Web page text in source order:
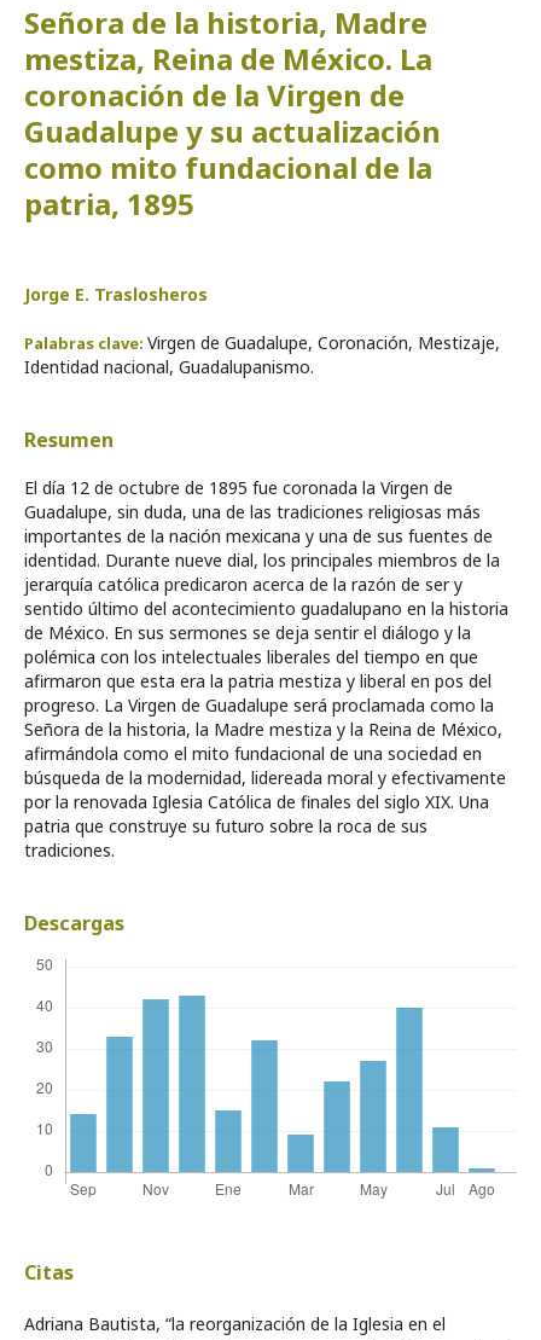
Señora de la historia, Madre
mestiza, Reina de México. La
coronación de la Virgen de
Guadalupe y su actualización
como mito fundacional de la
patria, 1895
Jorge E. Traslosheros
Palabras clave: Virgen de Guadalupe, Coronación, Mestizaje,
Identidad nacional, Guadalupanismo.
Resumen
El día 12 de octubre de 1895 fue coronada la Virgen de
Guadalupe, sin duda, una de las tradiciones religiosas más
importantes de la nación mexicana y una de sus fuentes de
identidad. Durante nueve dial, los principales miembros de la
jerarquía católica predicaron acerca de la razón de ser y
sentido último del acontecimiento guadalupano en la historia
de México. En sus sermones se deja sentir el diálogo y la
polémica con los intelectuales liberales del tiempo en que
afirmaron que esta era la patria mestiza y liberal en pos del
progreso. La Virgen de Guadalupe será proclamada como la
Señora de la historia, la Madre mestiza y la Reina de México,
afirmándola como el mito fundacional de una sociedad en
búsqueda de la modernidad, lidereada moral y efectivamente
por la renovada Iglesia Católica de finales del siglo XIX. Una
patria que construye su futuro sobre la roca de sus
tradiciones.
Descargas
Citas
Adriana Bautista, “la reorganización de la Iglesia en el